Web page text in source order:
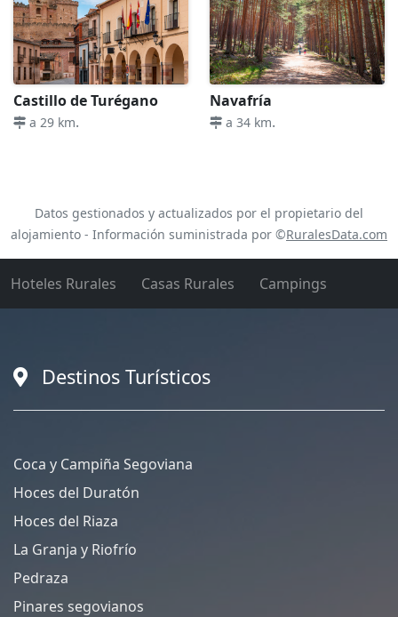
Castillo de Turégano
a 29 km.
Navafría
a 34 km.
Datos gestionados y actualizados por el propietario del
alojamiento - Información suministrada por ©RuralesData.com
Hoteles Rurales Casas Rurales Campings
Destinos Turísticos
Coca y Campiña Segoviana
Hoces del Duratón
Hoces del Riaza
La Granja y Riofrío
Pedraza
Pinares segovianos